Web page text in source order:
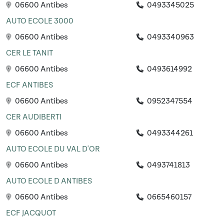
06600 Antibes
0493345025
AUTO ECOLE 3000
06600 Antibes
0493340963
CER LE TANIT
06600 Antibes
0493614992
ECF ANTIBES
06600 Antibes
0952347554
CER AUDIBERTI
06600 Antibes
0493344261
AUTO ECOLE DU VAL D'OR
06600 Antibes
0493741813
AUTO ECOLE D ANTIBES
06600 Antibes
0665460157
ECF JACQUOT